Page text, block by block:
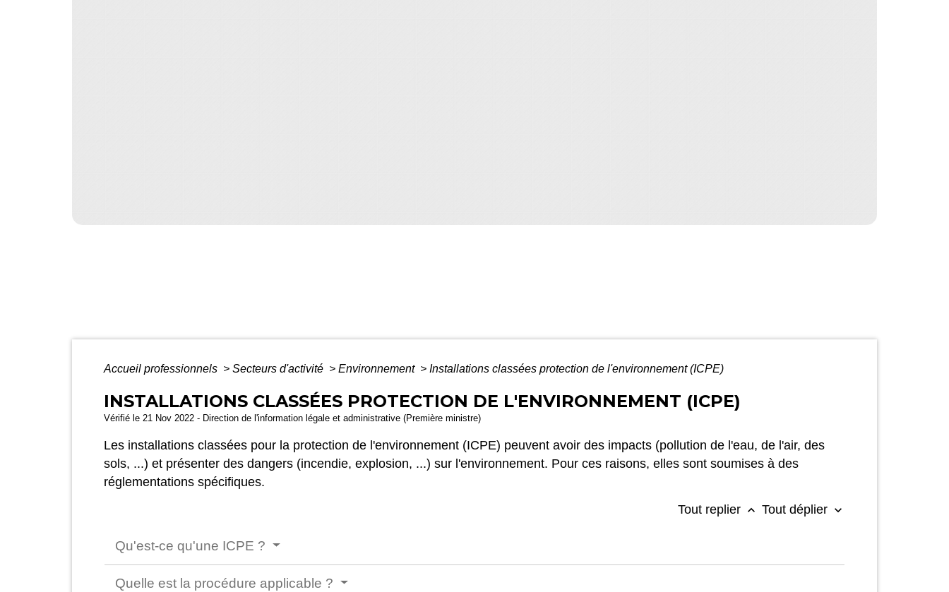
Accueil professionnels > Secteurs d'activité > Environnement > Installations classées protection de l'environnement (ICPE)
INSTALLATIONS CLASSÉES PROTECTION DE L'ENVIRONNEMENT (ICPE)
Vérifié le 21 Nov 2022 - Direction de l'information légale et administrative (Première ministre)
Les installations classées pour la protection de l'environnement (ICPE) peuvent avoir des impacts (pollution de l'eau, de l'air, des
sols, ...) et présenter des dangers (incendie, explosion, ...) sur l'environnement. Pour ces raisons, elles sont soumises à des
réglementations spécifiques.
Tout replier keyboard_arrow_up Tout déplier keyboard_arrow_down
Qu'est-ce qu'une ICPE ?
Quelle est la procédure applicable ?